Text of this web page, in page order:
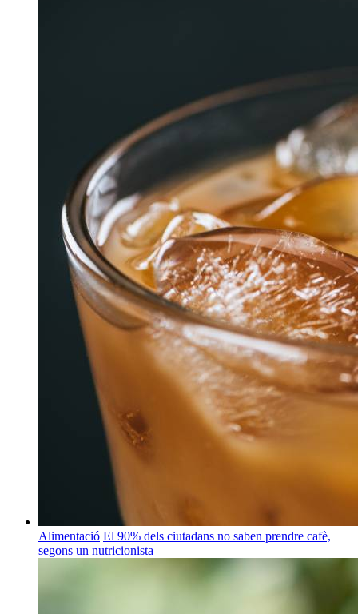
Alimentació El 90% dels ciutadans no saben prendre cafè,
segons un nutricionista